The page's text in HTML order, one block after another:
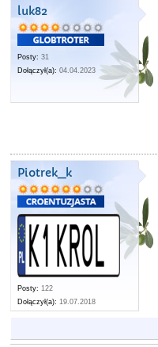
luk82
Posty: 31
Dołączył(a): 04.04.2023
Piotrek_k
Posty: 122
Dołączył(a): 19.07.2018